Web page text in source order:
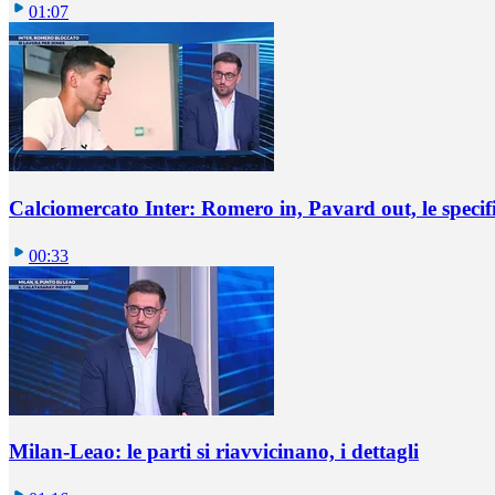
01:07
Calciomercato Inter: Romero in, Pavard out, le
00:33
Milan-Leao: le parti si riavvicinano, i dettagli